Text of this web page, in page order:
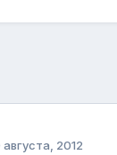
августа, 2012